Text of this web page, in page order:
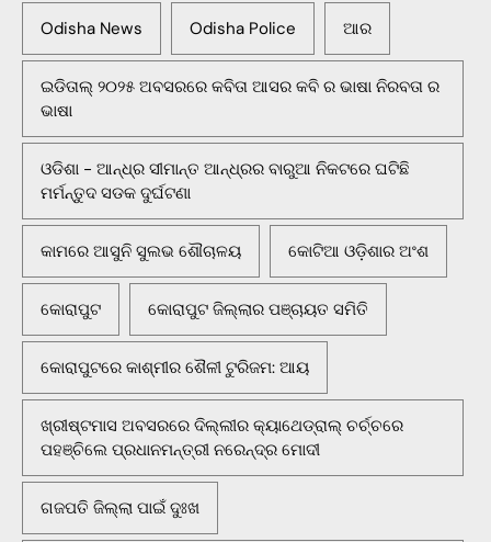
Odisha News Odisha Police ଆର
ଇଡିତାଲ୍ ୨୦୨୫ ଅବସରରେ କବିତା ଆସର କବି ର ଭାଷା ନିରବତା ର
ଭାଷା
ଓଡିଶା - ଆନ୍ଧ୍ର ସୀମାନ୍ତ ଆନ୍ଧ୍ରର ବାରୁଆ ନିକଟରେ ଘଟିଛି
ମର୍ମନ୍ତୁଦ ସଡକ ଦୁର୍ଘଟଣା
କାମରେ ଆସୁନି ସୁଲଭ ଶୌଚାଳୟ କୋଟିଆ ଓଡ଼ିଶାର ଅଂଶ
କୋରାପୁଟ କୋରାପୁଟ ଜିଲ୍ଲାର ପଞ୍ଚାୟତ ସମିତି
କୋରାପୁଟରେ କାଶ୍ମୀର ଶୈଳୀ ଟୁରିଜମ: ଆୟ
ଖ୍ରୀଷ୍ଟମାସ ଅବସରରେ ଦିଲ୍ଲୀର କ୍ୟାଥେଡ୍ରାଲ୍ ଚର୍ଚ୍ଚରେ
ପହଞ୍ଚିଲେ ପ୍ରଧାନମନ୍ତ୍ରୀ ନରେନ୍ଦ୍ର ମୋଦୀ
ଗଜପତି ଜିଲ୍ଲା ପାଇଁ ଦୁଃଖ